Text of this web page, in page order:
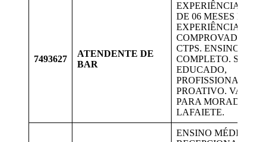
7493627
ATENDENTE DE
BAR
EXPERIÊNCIA
DE 06 MESES DE
EXPERIÊNCIA
COMPROVADA NA
CTPS. ENSINO
COMPLETO. SER
EDUCADO,
PROFISSIONAL E
PROATIVO. VAGA
PARA
LAFAIETE.
ENSINO MÉDIO.